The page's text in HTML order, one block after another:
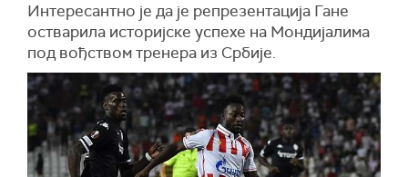
Интересантно је да је репрезентација Гане
остварила историјске успехе на Мондијалима
под вођством тренера из Србије.